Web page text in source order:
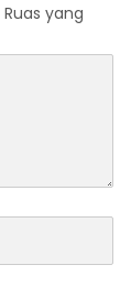
Ruas yang